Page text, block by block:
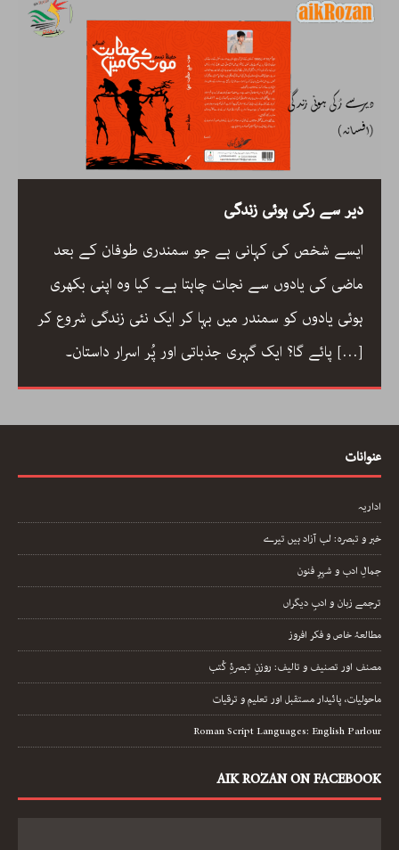
دیر سے رکی ہوئی زندگی
ایسے شخص کی کہانی ہے جو سمندری طوفان کے
ماضی کی یادوں سے نجات چاہتا ہے۔ کیا وہ اپنی
ہوئی یادوں کو سمندر میں بہا کر ایک نئی زندگی
پائے گا؟ ایک گہری جذباتی اور پُر اسرار داستان۔[…]
کا
پر
عنوانات
اداریہ
خبر و تبصرہ: لب آزاد ہیں تیرے
جمالِ ادب و شہرِ فنون
ترجمے زبان و ادبِ دیگراں
مطالعۂ خاص و فکر افروز
مصنف اور تصنیف و تالیف: روزنِ تبصرۂِ کُتب
ماحولیات، پائیدار مستقبل اور تعلیم و ترقیات
Roman Script Languages: English Parlour
AIK ROZAN ON FACEBOOK